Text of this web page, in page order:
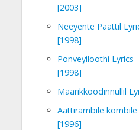
[2003]
Neeyente Paattil
[1998]
Ponveyiloothi Lyrics
[1998]
Maarikkoodinnullil
Aattirambile kombile
[1996]